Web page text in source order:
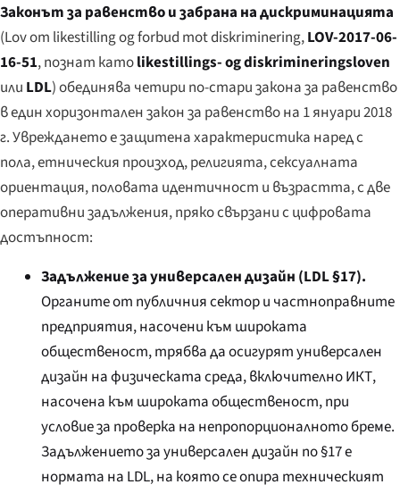
Законът за равенство и забрана на дискриминацията
(Lov om likestilling og forbud mot diskriminering,LOV-2017-06-
16-51, познат катоlikestillings- og diskrimineringsloven
или LDL) обединява четири по-стари закона за равенство
в един хоризонтален закон за равенство на 1 януари 2018
г. Увреждането е защитена характеристика наред с
пола, етническия произход, религията, сексуалната
ориентация, половата идентичност и възрастта, с две
оперативни задължения, пряко свързани с цифровата
достъпност:
Задължение за универсален дизайн (LDL §17).
Органите от публичния сектор и частноправните
предприятия, насочени към широката
общественост, трябва да осигурят универсален
дизайн на физическата среда, включително ИКТ,
насочена към широката общественост, при
условие за проверка на непропорционалното бреме.
Задължението за универсален дизайн по §17 е
нормата на LDL, на която се опира техническият